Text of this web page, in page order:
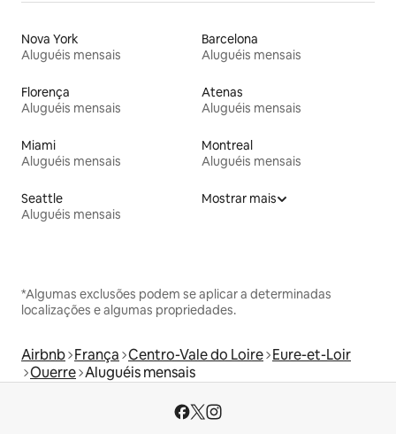
Nova York
Aluguéis mensais
Barcelona
Aluguéis mensais
Florença
Aluguéis mensais
Atenas
Aluguéis mensais
Miami
Aluguéis mensais
Montreal
Aluguéis mensais
Seattle
Aluguéis mensais
Mostrar mais
*Algumas exclusões podem se aplicar a determinadas
localizações e algumas propriedades.
Airbnb França Centro-Vale do Loire Eure-et-Loir
Ouerre Aluguéis mensais